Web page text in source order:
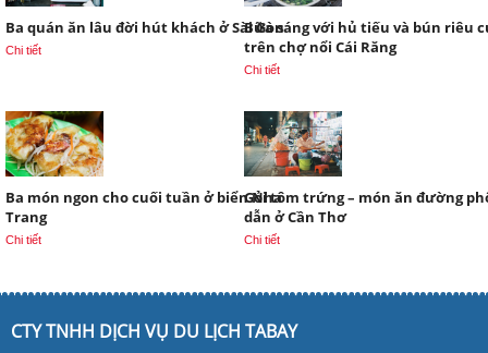
Ba quán ăn lâu đời hút khách ở Sài Gòn
Chi tiết
Bữa sáng với hủ tiếu và bún riêu
trên chợ nổi Cái Răng
Chi tiết
Ba món ngon cho cuối tuần ở biển Nha
Trang
Chi tiết
Gỏi tôm trứng – món ăn đường
dẫn ở Cần Thơ
Chi tiết
CTY TNHH DỊCH VỤ DU LỊCH TABAY